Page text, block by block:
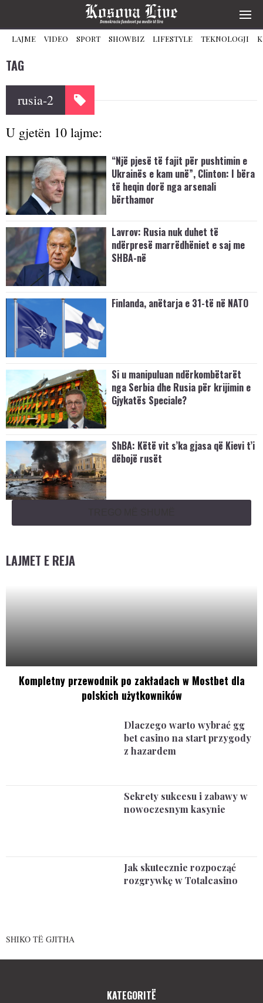
LAJME VIDEO SPORT SHOWBIZ LIFESTYLE TEKNOLOGJI
TAG
rusia-2
U gjetën 10 lajme:
“Një pjesë të fajit për pushtimin e
Ukrainës e kam unë”, Clinton: I bëra
të heqin dorë nga arsenali
bërthamor
Lavrov: Rusia nuk duhet të
ndërpresë marrëdhëniet e saj me
SHBA-në
Finlanda, anëtarja e 31-të në NATO
Si u manipuluan ndërkombëtarët
nga Serbia dhe Rusia për krijimin e
Gjykatës Speciale?
​ShBA: Këtë vit s’ka gjasa që Kievi t’i
dëbojë rusët
LAJMET E REJA
Kompletny przewodnik po zakładach w Mostbet dla
polskich użytkowników
Dlaczego warto wybrać gg
bet casino na start przygody
z hazardem
Sekrety sukcesu i zabawy w
nowoczesnym kasynie
Jak skutecznie rozpocząć
rozgrywkę w Totalcasino
SHIKO TË GJITHA
KATEGORITË